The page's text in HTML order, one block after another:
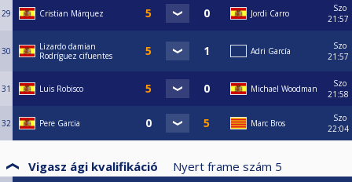
29 Cristian Márquez Jordi Carro
Szo
21:57
30
Lizardo damian
Rodríguez cifuentes
Adri García
Szo
21:57
31 Luis Robisco Michael Woodman
Szo
21:58
32 Pere Garcia Marc Bros
Szo
22:04
Vigasz ági kvalifikáció Nyert frame szám 5